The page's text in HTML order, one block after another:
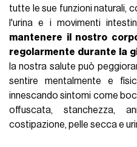
tutte le sue funzioni naturali,
l'urina e i movimenti
mantenere il nostro
regolarmente durante la
la nostra salute può
sentire mentalmente e
innescando sintomi come
offuscata, stanchezza,
costipazione, pelle secca e